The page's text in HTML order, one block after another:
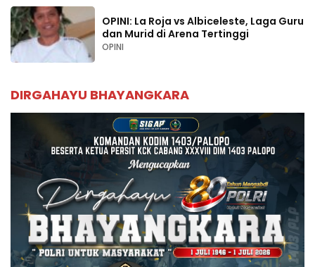
OPINI: La Roja vs Albiceleste, Laga Guru
dan Murid di Arena Tertinggi
OPINI
DIRGAHAYU BHAYANGKARA